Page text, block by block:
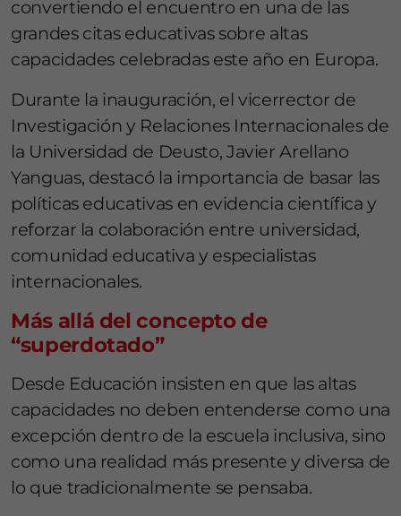
convertiendo el encuentro en una de las
grandes citas educativas sobre altas
capacidades celebradas este año en Europa.
Durante la inauguración, el vicerrector de
Investigación y Relaciones Internacionales de
la Universidad de Deusto, Javier Arellano
Yanguas, destacó la importancia de basar las
políticas educativas en evidencia científica y
reforzar la colaboración entre universidad,
comunidad educativa y especialistas
internacionales.
Más allá del concepto de
“superdotado”
Desde Educación insisten en que las altas
capacidades no deben entenderse como una
excepción dentro de la escuela inclusiva, sino
como una realidad más presente y diversa de
lo que tradicionalmente se pensaba.